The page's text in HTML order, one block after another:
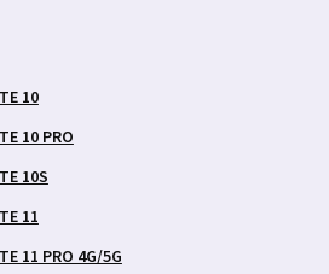
10
10 PRO
10S
11
11 PRO 4G/5G